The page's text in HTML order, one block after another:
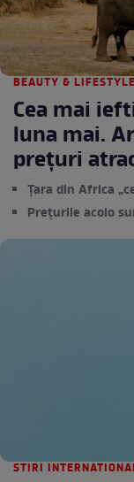
BEAUTY & LIFESTYLE
Cea mai
luna mai.
prețuri
Țara din Africa
Prețurile acolo
STIRI